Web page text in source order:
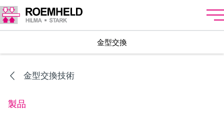
金型交換
金型交換技術
製品